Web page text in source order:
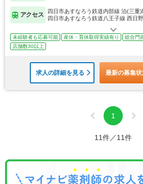
アクセス
四日市あすなろう鉄道内部線 泊(三重)
四日市あすなろう鉄道八王子線 西日
未経験者も応募可能 産休・育休取得実績有り 総合門
店舗数30以上
求人の詳細を見る 最新の募集
1
11件／11件